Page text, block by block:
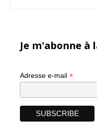
Je m'abonne
Adresse e-mail *